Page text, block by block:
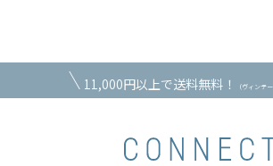
11,000円以上で送料無料！ （ヴィンテ